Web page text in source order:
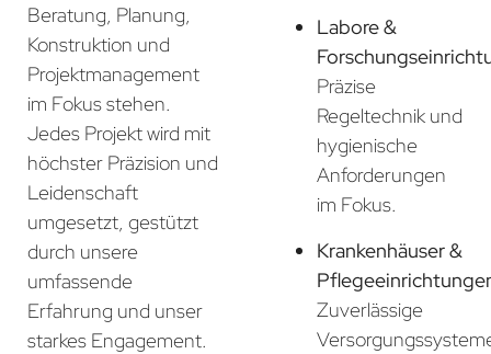
Beratung, Planung,
Konstruktion und
Projektmanagement
im Fokus stehen.
Jedes Projekt wird mit
höchster Präzision und
Leidenschaft
umgesetzt, gestützt
durch unsere
umfassende
Erfahrung und unser
starkes Engagement.
Labore &
Präzise
Regeltechnik und
hygienische
Anforderungen
im Fokus.
Krankenhäuser &
Zuverlässige